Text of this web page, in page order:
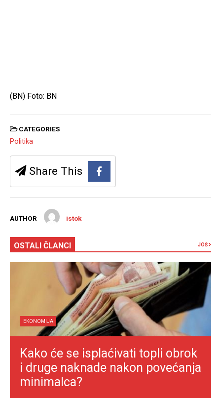
(BN) Foto: BN
CATEGORIES
Politika
Share This
AUTHOR istok
OSTALI ČLANCI JOŠ
EKONOMIJA
Kako će se isplaćivati topli obrok
i druge naknade nakon povećanja
minimalca?